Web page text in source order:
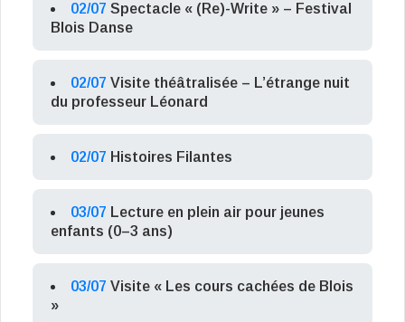
02/07 Spectacle « (Re)-Write » – Festival
Blois Danse
02/07 Visite théâtralisée – L’étrange nuit
du professeur Léonard
02/07 Histoires Filantes
03/07 Lecture en plein air pour jeunes
enfants (0–3 ans)
03/07 Visite « Les cours cachées de Blois
»